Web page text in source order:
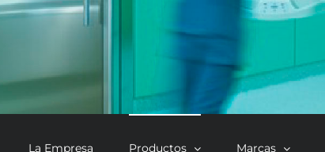
La Empresa Productos Marcas